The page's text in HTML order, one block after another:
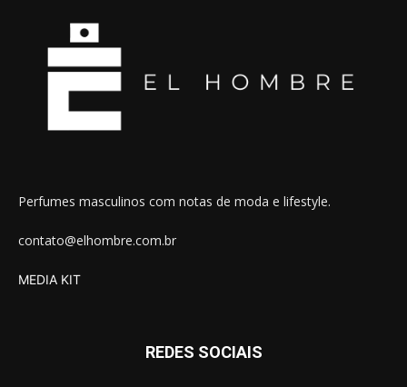
Perfumes masculinos com notas de moda e lifestyle.
contato@elhombre.com.br
MEDIA KIT
REDES SOCIAIS